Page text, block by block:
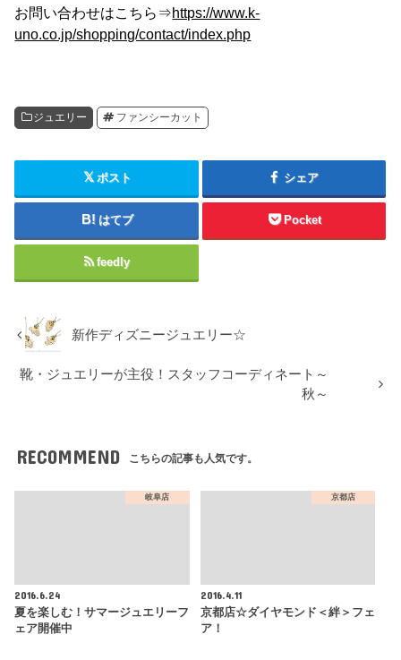
お問い合わせはこちら⇒https://www.k-
uno.co.jp/shopping/contact/index.php
ジュエリー ファンシーカット
ポスト シェア
はてブ Pocket
feedly
新作ディズニージュエリー☆
靴・ジュエリーが主役！スタッフコーディネート～
秋～
RECOMMEND こちらの記事も人気です。
岐阜店
2016.6.24
夏を楽しむ！サマージュエリーフ
ェア開催中
京都店
2016.4.11
京都店☆ダイヤモンド＜絆＞フェ
ア！